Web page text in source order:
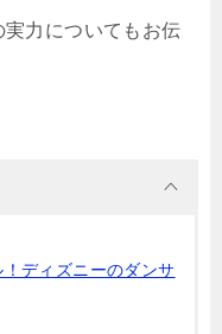
力についてもお伝
！ディズニーのダンサ